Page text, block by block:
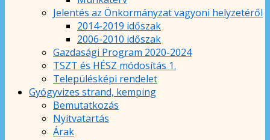
Jelentés az Önkormányzat vagyoni helyzetéről
2014-2019 időszak
2006-2010 időszak
Gazdasági Program 2020-2024
TSZT és HÉSZ módosítás 1.
Településképi rendelet
Gyógyvizes strand, kemping
Bemutatkozás
Nyitvatartás
Árak